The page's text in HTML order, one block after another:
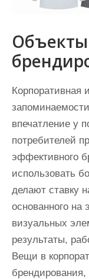
Корпоративная
впечатление у
потребителей
эффективного
использовать
делают ставку
основанного
визуальных
результаты,
Вещи в
брендирования,